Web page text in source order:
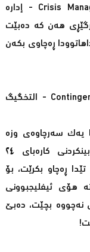
دیدگای "بەڕێوەبردنی قەیرانەکان" (Crisis Management - إدارە
هەن کە دەبێت
ڕەچاوی بکەن
١. نەبوونی «پلانی جێگرەوە» (Contingency Planning - التخگیگ
یەک سەرچاوەی وزە
مەترسیدارترین جۆری پلاندانانە. پڕۆژەی دابینکردنی کارەبای ٢٤
ڕەچاو بکرێت، بۆ
هۆی ئیفلیجبوونی
نەچووە بچێت، دەبێ